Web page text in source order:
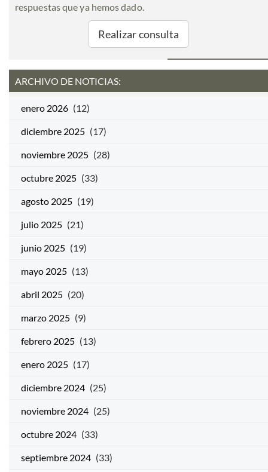
respuestas que ya hemos dado.
Realizar consulta
ARCHIVO DE NOTICIAS:
enero 2026 (12)
diciembre 2025 (17)
noviembre 2025 (28)
octubre 2025 (33)
agosto 2025 (19)
julio 2025 (21)
junio 2025 (19)
mayo 2025 (13)
abril 2025 (20)
marzo 2025 (9)
febrero 2025 (13)
enero 2025 (17)
diciembre 2024 (25)
noviembre 2024 (25)
octubre 2024 (33)
septiembre 2024 (33)